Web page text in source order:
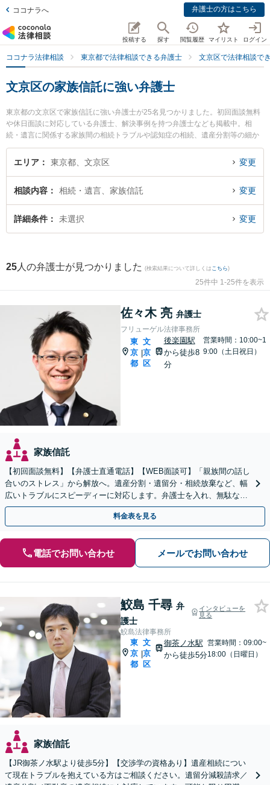
ココナラへ 弁護士の方はこちら
投稿する 探す 閲覧履歴 マイリスト ログイン
ココナラ法律相談 東京都で法律相談できる弁護士 文京区で法律相談で
文京区の家族信託に強い弁護士
東京都の文京区で家族信託に強い弁護士が25名見つかりました。初回面談無料
や休日面談に対応している弁護士、解決事例を持つ弁護士なども掲載中。相
続・遺言に関係する家族間の相続トラブルや認知症の相続、遺産分割等の細か
な分野での絞り込み検索もでき便利です。特にフリューゲル法律事務所 の佐々
木 亮弁護士や鮫島法律事務所の鮫島 千尋弁護士、弁護士法人児玉明謙法律事務
士に相談したい』『家族信託のトラブル解決の実績豊富な近くの弁護士を検索
したい』『初回相談無料で家族信託を法律相談できる文京区内の弁護士に相談
予約したい』などでお困りの相談者さんにおすすめです。
エリア 東京都、文京区 変更
相談内容 相続・遺言、家族信託 変更
詳細条件 未選択 変更
25 人の弁護士が見つかりました (検索結果について詳しくは こちら)
25件中 1-25件を表示
佐々木 亮 弁護士
フリューゲル法律事務所
東
京
都
|
文
京
区
後楽園駅
から徒歩8
分
営業時間：10:00~1
9:00（土日祝日）
家族信託
【初回面談無料】【弁護士直通電話】【WEB面談可】「親族間の話し
合いのストレス」から解放へ。遺産分割・遺留分・相続放棄など、幅
広いトラブルにスピーディーに対応します。弁護士を入れ、無駄な争
いを防ぐ。税理士と連携【休日・夜間・当日相談に対応】
料金表を見る
電話でお問い合わせ メールでお問い合わせ
鮫島 千尋 弁
護士
インタビューを
見る
鮫島法律事務所
東
京
都
|
文
京
区
御茶ノ水駅
から徒歩5分
営業時間：09:00~
18:00（日曜日）
家族信託
【JR御茶ノ水駅より徒歩5分】【交渉学の資格あり】遺産相続につい
て現在トラブルを抱えている方はご相談ください。遺留分減殺請求／